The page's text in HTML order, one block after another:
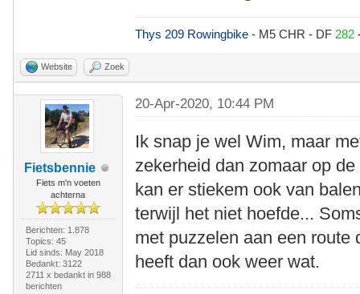
Thys 209 Rowingbike- M5 CHR - DF 282
Website Zoek
Fietsbennie
Fiets m'n voeten
achterna
Berichten: 1.878
Topics: 45
Lid sinds: May 2018
Bedankt: 3122
2711 x bedankt in 988
berichten
20-Apr-2020, 10:44 PM
Ik snap je wel Wim, maar
zekerheid dan zomaar op
kan er stiekem ook van
terwijl het niet hoefde...
met puzzelen aan een route
heeft dan ook weer wat.